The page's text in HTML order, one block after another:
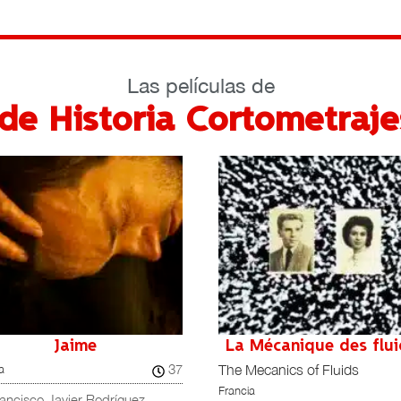
Las películas de
Historia
Party Poster
20
Ponto final
España / Portugal